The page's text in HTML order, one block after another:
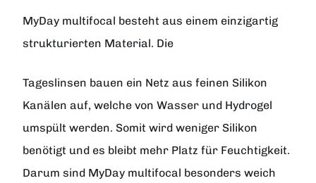
MyDay multifocal besteht aus einem einzigartig
strukturierten Material. Die
Tageslinsen bauen ein Netz aus feinen Silikon
Kanälen auf, welche von Wasser und Hydrogel
umspült werden. Somit wird weniger Silikon
benötigt und es bleibt mehr Platz für Feuchtigkeit.
Darum sind MyDay multifocal besonders weich